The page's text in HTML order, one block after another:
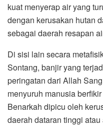
kuat menyerap air yang
dengan kerusakan hutan
sebagai daerah resapan
Di sisi lain secara
Sontang, banjir yang
peringatan dari Allah
menyuruh manusia
Benarkah dipicu oleh
daerah dataran tinggi